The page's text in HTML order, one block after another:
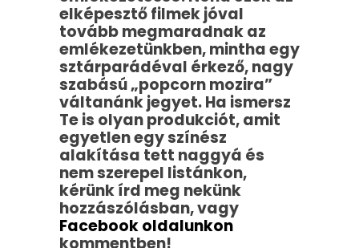
elképesztő filmek jóval
tovább megmaradnak az
emlékezetünkben, mintha egy
sztárparádéval érkező, nagy
szabású „popcorn mozira”
váltanánk jegyet. Ha ismersz
Te is olyan produkciót, amit
egyetlen egy színész
alakítása tett naggyá és
nem szerepel listánkon,
kérünk írd meg nekünk
hozzászólásban, vagy
Facebook oldalunkon
kommentben!